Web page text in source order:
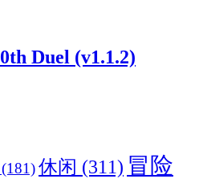
Duel (v1.1.2)
(181)休闲 (311) 冒险